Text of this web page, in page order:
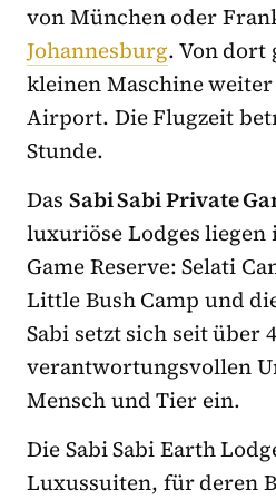
von München oder
Johannesburg. Von dort
kleinen Maschine
Airport. Die Flugzeit
Stunde.
Das Sabi Sabi Private
luxuriöse Lodges liegen
Game Reserve: Selati
Little Bush Camp und
Sabi setzt sich seit über
verantwortungsvollen
Mensch und Tier ein.
Die Sabi Sabi Earth
Luxussuiten, für deren